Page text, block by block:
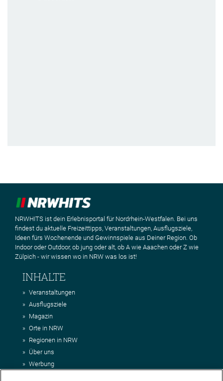
NRWHITS ist dein Erlebnisportal für Nordrhein-Westfalen. Bei uns
findest du aktuelle Freizeittipps, Veranstaltungen, Ausflugsziele,
Ideen fürs Wochenende und Gewinnspiele aus Deiner Region. Ob
Indoor oder Outdoor, ob jung oder alt, ob A wie Aaachen oder Z wie
Zülpich - wir wissen wo in NRW was los ist!
INHALTE
Veranstaltungen
Ausflugsziele
Magazin
Orte in NRW
Regionen in NRW
Über uns
Werbung